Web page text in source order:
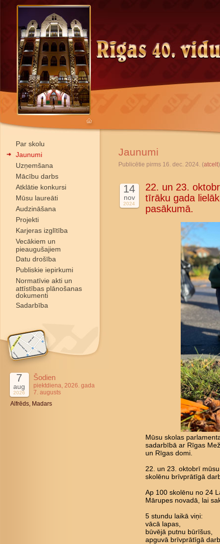
Par skolu
Jaunumi
Uzņemšana
Mācību darbs
Atklātie konkursi
Mūsu laureāti
Audzināšana
Projekti
Karjeras izglītība
Vecākiem un
pieaugušajiem
Datu drošība
Publiskie iepirkumi
Normatīvie akti un
attīstības plānošanas
dokumenti
Sadarbība
7
aug
2026
Šodien
piektdiena, 2026. gada
7. augusts
Alfrēds, Madars
Jaunumi
Publicētie pirms 16. dec. 2024. (atcelt)
14
nov
2024
22. un 23.
tīrāku gada
pasākumā.
Mūsu skolas
sadarbībā ar Rīgas
un Rīgas domi.
22. un 23. oktobrī
skolēnu brīvprātīgā
Ap 100 skolēnu no 24
Mārupes novadā, lai
5 stundu laikā viņi:
vācā lapas,
būvējā putnu būrīšus,
apguvā brīvprātīgā